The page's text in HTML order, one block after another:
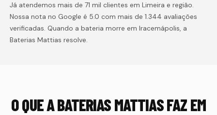
Já atendemos mais de 71 mil clientes em Limeira e região.
Nossa nota no Google é 5.0 com mais de 1.344 avaliações
verificadas. Quando a bateria morre em Iracemápolis, a
Baterias Mattias resolve.
O QUE A BATERIAS MATTIAS FAZ EM